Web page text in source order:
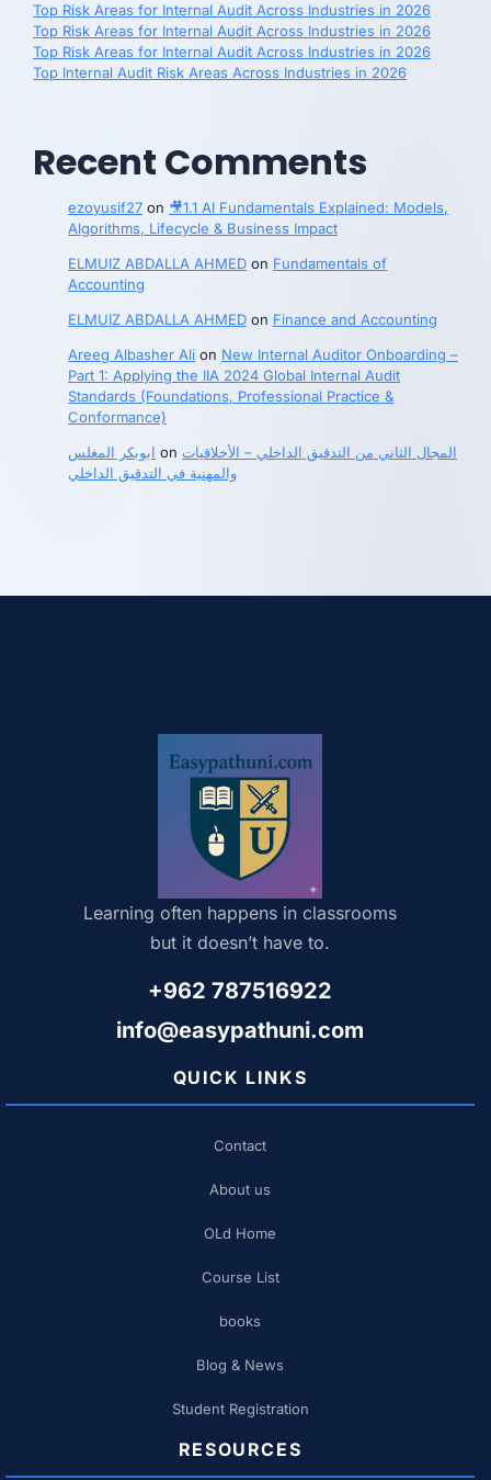
Top Risk Areas for Internal Audit Across Industries in 2026
Top Risk Areas for Internal Audit Across Industries in 2026
Top Risk Areas for Internal Audit Across Industries in 2026
Top Internal Audit Risk Areas Across Industries in 2026
Recent Comments
ezoyusif27 on 🎥1.1 AI Fundamentals Explained: Models,
Algorithms, Lifecycle & Business Impact
ELMUIZ ABDALLA AHMED on Fundamentals of
Accounting
ELMUIZ ABDALLA AHMED on Finance and Accounting
Areeg Albasher Ali on New Internal Auditor Onboarding –
Part 1: Applying the IIA 2024 Global Internal Audit
Standards (Foundations, Professional Practice &
Conformance)
ابوبكر المغلس on المجال الثاني من التدقيق الداخلي – الأخلاقيات
والمهنية في التدقيق الداخلي
Learning often happens in classrooms
but it doesn’t have to.
+962 787516922
info@easypathuni.com
QUICK LINKS
Contact
About us
OLd Home
Course List
books
Blog & News
Student Registration
RESOURCES